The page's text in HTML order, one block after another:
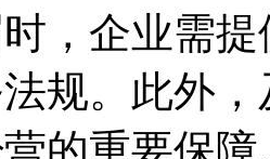
，企业需
规。此外